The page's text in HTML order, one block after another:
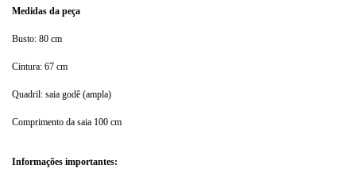
Medidas da peça
Busto: 80 cm
Cintura: 67 cm
Quadril: saia godê (ampla)
Comprimento da saia 100 cm
Informações importantes: